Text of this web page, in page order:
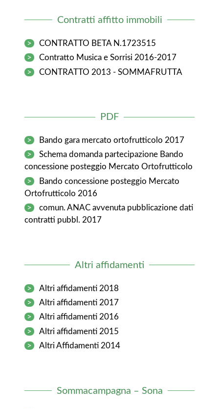
Contratti affitto immobili
>
CONTRATTO BETA N.1723515
>
Contratto Musica e Sorrisi 2016-2017
>
CONTRATTO 2013 - SOMMAFRUTTA
PDF
>
Bando gara mercato ortofrutticolo 2017
>
Schema domanda partecipazione Bando
concessione posteggio Mercato Ortofrutticolo
>
Bando concessione posteggio Mercato
Ortofrutticolo 2016
>
comun. ANAC avvenuta pubblicazione dati
contratti pubbl. 2017
Altri affidamenti
>
Altri affidamenti 2018
>
Altri affidamenti 2017
>
Altri affidamenti 2016
>
Altri affidamenti 2015
>
Altri Affidamenti 2014
Sommacampagna – Sona